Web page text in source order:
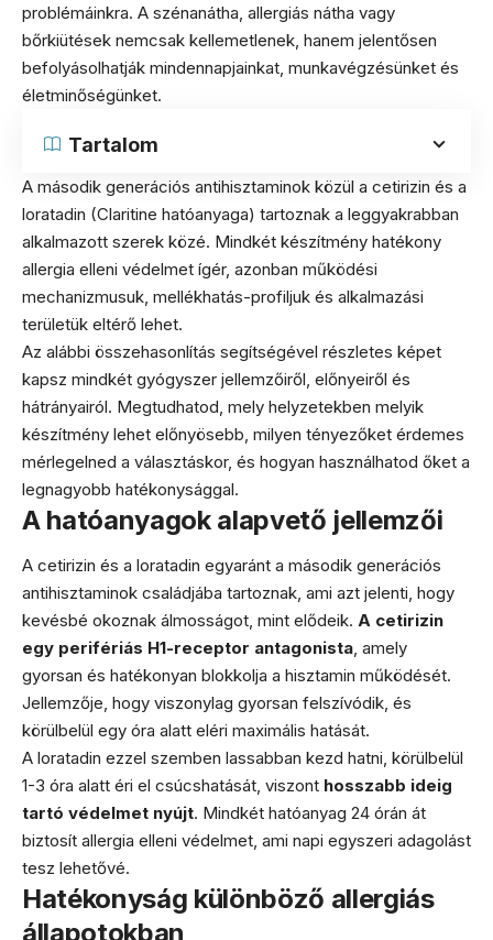
problémáinkra. A szénanátha, allergiás nátha vagy
bőrkiütések nemcsak kellemetlenek, hanem jelentősen
befolyásolhatják mindennapjainkat, munkavégzésünket és
életminőségünket.
Tartalom
A második generációs antihisztaminok közül a cetirizin és a
loratadin (Claritine hatóanyaga) tartoznak a leggyakrabban
alkalmazott szerek közé. Mindkét készítmény hatékony
allergia elleni védelmet ígér, azonban működési
mechanizmusuk, mellékhatás-profiljuk és alkalmazási
területük eltérő lehet.
Az alábbi összehasonlítás segítségével részletes képet
kapsz mindkét gyógyszer jellemzőiről, előnyeiről és
hátrányairól. Megtudhatod, mely helyzetekben melyik
készítmény lehet előnyösebb, milyen tényezőket érdemes
mérlegelned a választáskor, és hogyan használhatod őket a
legnagyobb hatékonysággal.
A hatóanyagok alapvető jellemzői
A cetirizin és a loratadin egyaránt a második generációs
antihisztaminok családjába tartoznak, ami azt jelenti, hogy
kevésbé okoznak álmosságot, mint elődeik. A cetirizin
egy perifériás H1-receptor antagonista, amely
gyorsan és hatékonyan blokkolja a hisztamin működését.
Jellemzője, hogy viszonylag gyorsan felszívódik, és
körülbelül egy óra alatt eléri maximális hatását.
A loratadin ezzel szemben lassabban kezd hatni, körülbelül
1-3 óra alatt éri el csúcshatását, viszont hosszabb ideig
tartó védelmet nyújt. Mindkét hatóanyag 24 órán át
biztosít allergia elleni védelmet, ami napi egyszeri adagolást
tesz lehetővé.
Hatékonyság különböző allergiás
állapotokban